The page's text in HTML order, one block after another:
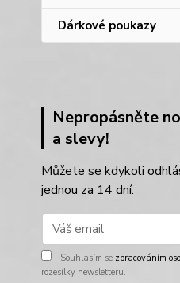
Dárkové poukazy
Nepropásněte
a slevy!
Můžete se kdykoli
jednou za 14 dní.
Souhlasím se zpracováním
rozesílky newsletteru.